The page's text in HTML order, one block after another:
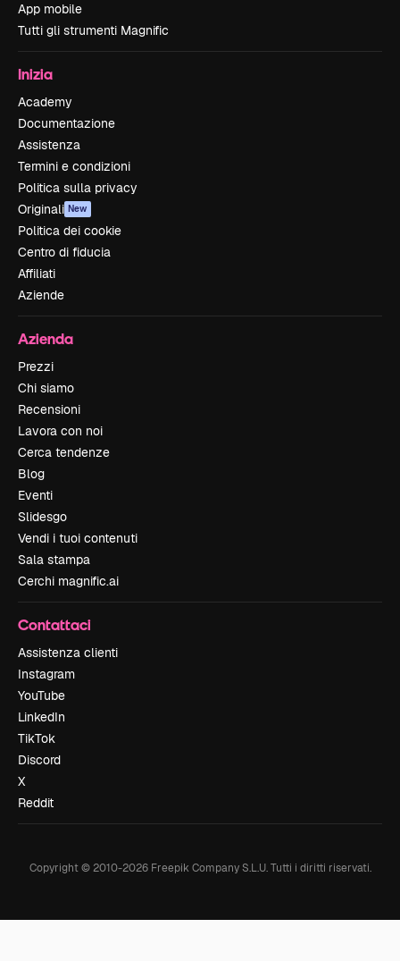
App mobile
Tutti gli strumenti Magnific
Inizia
Academy
Documentazione
Assistenza
Termini e condizioni
Politica sulla privacy
Originali New
Politica dei cookie
Centro di fiducia
Affiliati
Aziende
Azienda
Prezzi
Chi siamo
Recensioni
Lavora con noi
Cerca tendenze
Blog
Eventi
Slidesgo
Vendi i tuoi contenuti
Sala stampa
Cerchi magnific.ai
Contattaci
Assistenza clienti
Instagram
YouTube
LinkedIn
TikTok
Discord
X
Reddit
Copyright © 2010-2026Freepik Company S.L.U. Tutti i diritti riservati.